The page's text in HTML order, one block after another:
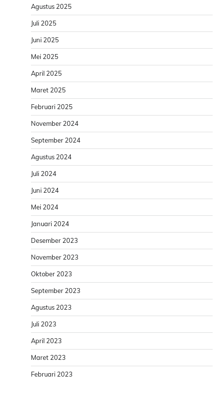
Agustus 2025
Juli 2025
Juni 2025
Mei 2025
April 2025
Maret 2025
Februari 2025
November 2024
September 2024
Agustus 2024
Juli 2024
Juni 2024
Mei 2024
Januari 2024
Desember 2023
November 2023
Oktober 2023
September 2023
Agustus 2023
Juli 2023
April 2023
Maret 2023
Februari 2023